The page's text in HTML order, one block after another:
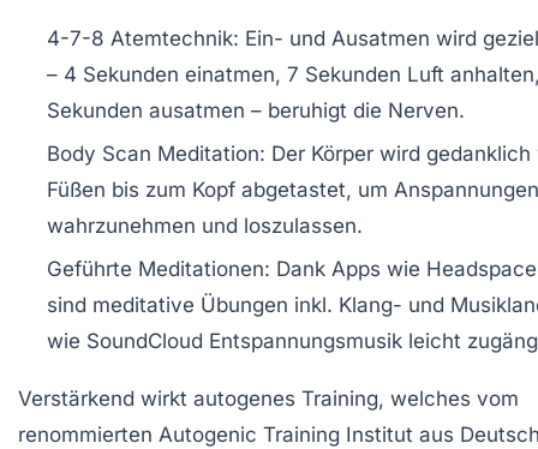
4-7-8 Atemtechnik: Ein- und Ausatmen wird
– 4 Sekunden einatmen, 7 Sekunden Luft
Sekunden ausatmen – beruhigt die Nerven.
Body Scan Meditation: Der Körper wird gedanklich
Füßen bis zum Kopf abgetastet, um
wahrzunehmen und loszulassen.
Geführte Meditationen: Dank Apps wie
sind meditative Übungen inkl. Klang- und
wie SoundCloud Entspannungsmusik leicht
Verstärkend wirkt autogenes Training, welches vom
renommierten Autogenic Training Institut aus